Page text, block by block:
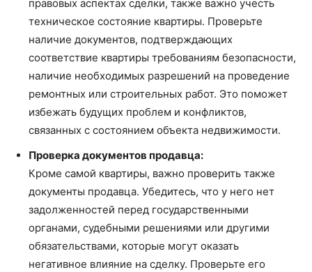
правовых аспектах сделки, также важно учесть
техническое состояние квартиры. Проверьте
наличие документов, подтверждающих
соответствие квартиры требованиям безопасности,
наличие необходимых разрешений на проведение
ремонтных или строительных работ. Это поможет
избежать будущих проблем и конфликтов,
связанных с состоянием объекта недвижимости.
Проверка документов продавца:
Кроме самой квартиры, важно проверить также
документы продавца. Убедитесь, что у него нет
задолженностей перед государственными
органами, судебными решениями или другими
обязательствами, которые могут оказать
негативное влияние на сделку. Проверьте его